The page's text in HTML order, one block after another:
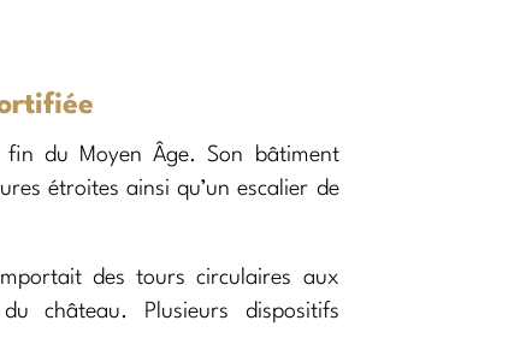
du Moyen Âge. Son bâtiment
étroites ainsi qu’un escalier de
des tours circulaires aux
château. Plusieurs dispositifs